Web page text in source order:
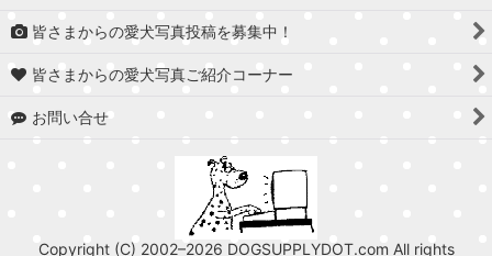
皆さまからの愛犬写真投稿を募集中！
皆さまからの愛犬写真ご紹介コーナー
お問い合せ
Copyright (C) 2002–2026 DOGSUPPLYDOT.com All rights